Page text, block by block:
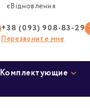
єВідновлення
+38 (093) 908-83-29
Перезвоните мне
Комплектующие